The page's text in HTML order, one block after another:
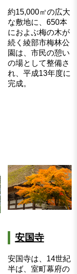
約15,000㎡の広大
な敷地に、650本
におよぶ梅の木が
続く綾部市梅林公
園は、市民の憩い
の場として整備さ
れ、平成13年度に
完成。
安国寺
安国寺は、14世紀
半ば、室町幕府の